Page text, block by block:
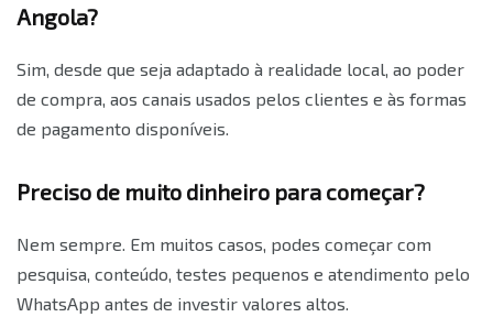
Angola?
Sim, desde que seja adaptado à realidade local, ao poder
de compra, aos canais usados pelos clientes e às formas
de pagamento disponíveis.
Preciso de muito dinheiro para começar?
Nem sempre. Em muitos casos, podes começar com
pesquisa, conteúdo, testes pequenos e atendimento pelo
WhatsApp antes de investir valores altos.